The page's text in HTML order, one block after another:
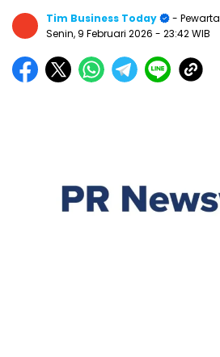
Tim Business Today
- Pewarta
Senin, 9 Februari 2026 - 23:42 WIB